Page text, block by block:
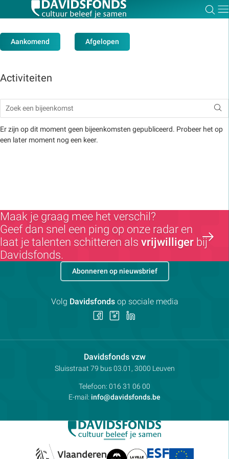
Aankomend Afgelopen
Activiteiten
Er zijn op dit moment geen bijeenkomsten gepubliceerd. Probeer het op
een later moment nog een keer.
Maak je graag mee het verschil?
Geef dan snel een ping op onze radar en
laat je talenten schitteren als vrijwilliger bij
Davidsfonds.
Davidsfonds vzwContactpersoon:
Adres:
Sluisstraat 79 bus 03.01, 3000 Leuven
Telefoon: 016 31 06 00
E-mail: info@davidsfonds.be
Abonneren op nieuwsbrief
Volg Davidsfondsop sociale media
Volg
ons
Facebook
Volg
Instagram
LinkedIn
Zoek:
Zoeken